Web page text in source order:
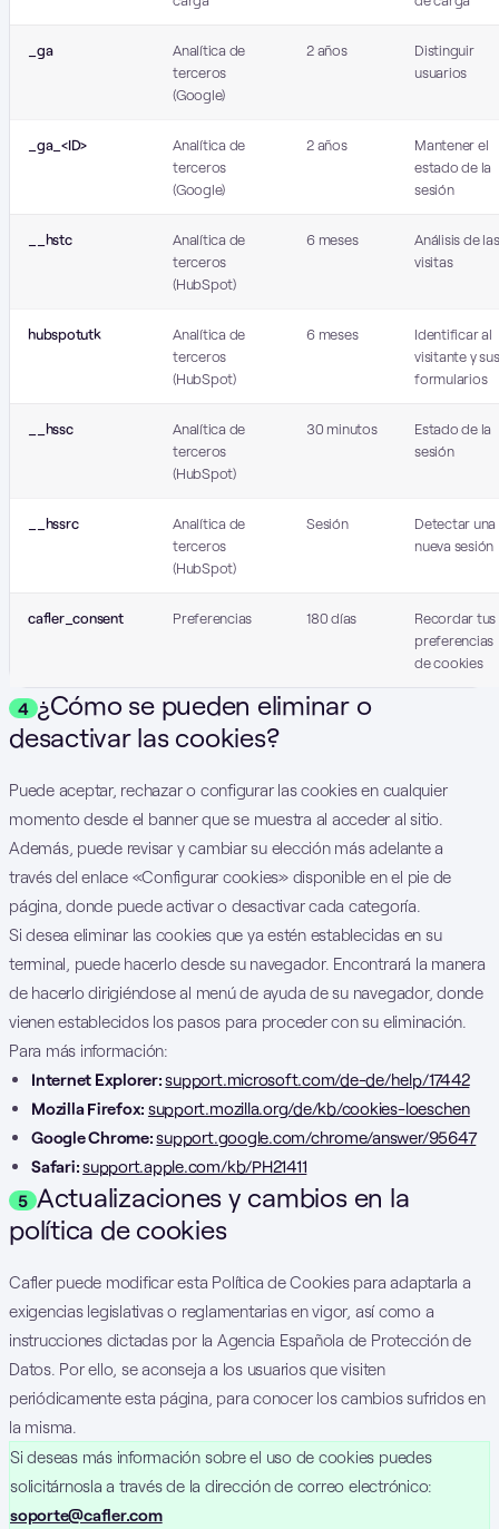
_ga
Analítica de
terceros
(Google)
2 años
Distinguir
usuarios
_ga_<ID>
Analítica de
terceros
(Google)
2 años
Mantener el
estado de la
sesión
__hstc
Analítica de
terceros
(HubSpot)
6 meses
Análisis de las
visitas
hubspotutk
Analítica de
terceros
(HubSpot)
6 meses
Identificar al
visitante y sus
formularios
__hssc
Analítica de
terceros
(HubSpot)
30 minutos
Estado de la
sesión
__hssrc
Analítica de
terceros
(HubSpot)
Sesión
Detectar una
nueva sesión
cafler_consent Preferencias 180 días
Recordar tus
preferencias
de cookies
4 ¿Cómo se pueden eliminar o
desactivar las cookies?
Puede aceptar, rechazar o configurar las cookies en cualquier
momento desde el banner que se muestra al acceder al sitio.
Además, puede revisar y cambiar su elección más adelante a
través del enlace «Configurar cookies» disponible en el pie de
página, donde puede activar o desactivar cada categoría.
Si desea eliminar las cookies que ya estén establecidas en su
terminal, puede hacerlo desde su navegador. Encontrará la manera
de hacerlo dirigiéndose al menú de ayuda de su navegador, donde
vienen establecidos los pasos para proceder con su eliminación.
Para más información:
Internet Explorer:support.microsoft.com/de-de/help/17442
Mozilla Firefox: support.mozilla.org/de/kb/cookies-loeschen
Google Chrome:support.google.com/chrome/answer/95647
Safari:support.apple.com/kb/PH21411
5 Actualizaciones y cambios en la
política de cookies
Cafler puede modificar esta Política de Cookies para adaptarla a
exigencias legislativas o reglamentarias en vigor, así como a
instrucciones dictadas por la Agencia Española de Protección de
Datos. Por ello, se aconseja a los usuarios que visiten
periódicamente esta página, para conocer los cambios sufridos en
la misma.
Si deseas más información sobre el uso de cookies puedes
solicitárnosla a través de la dirección de correo electrónico:
soporte@cafler.com